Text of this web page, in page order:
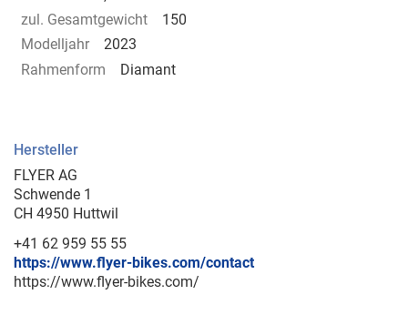
zul. Gesamtgewicht
150
Modelljahr
2023
Rahmenform
Diamant
Hersteller
FLYER AG
Schwende 1
CH 4950 Huttwil
+41 62 959 55 55
https://www.flyer-bikes.com/contact
https://www.flyer-bikes.com/